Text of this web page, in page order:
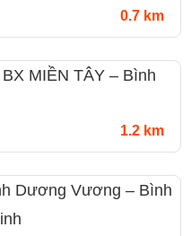
0.7 km
MIỀN TÂY – Bình
1.2 km
Dương Vương – Bình